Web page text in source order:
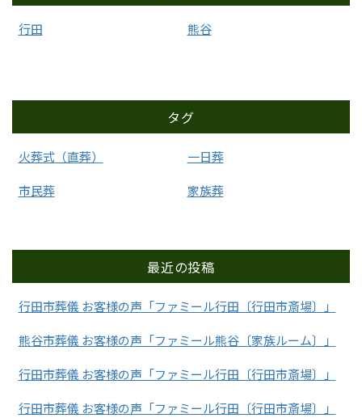
行田 熊谷
タグ
火葬式（直葬）
一日葬
市民葬
家族葬
最近の投稿
行田市葬儀 お客様の声「ファミール行田〔行田市斎場〕」
熊谷市葬儀 お客様の声「ファミール熊谷〔家族ルーム〕」
行田市葬儀 お客様の声「ファミール行田〔行田市斎場〕」
行田市葬儀 お客様の声「ファミール行田〔行田市斎場〕」